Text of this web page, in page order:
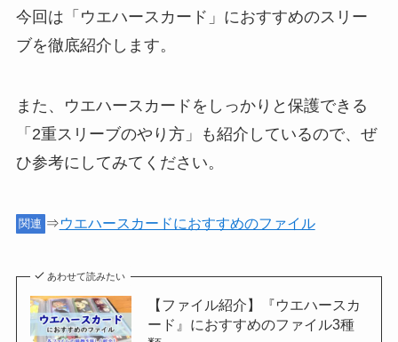
今回は「ウエハースカード」におすすめのスリー
ブを徹底紹介します。
また、ウエハースカードをしっかりと保護できる
「2重スリーブのやり方」も紹介しているので、ぜ
ひ参考にしてみてください。
関連 ⇒ウエハースカードにおすすめのファイル
あわせて読みたい
【ファイル紹介】『ウエハースカ
ード』におすすめのファイル3種